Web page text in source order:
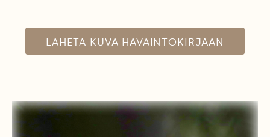
LÄHETÄ KUVA HAVAINTOKIRJAAN